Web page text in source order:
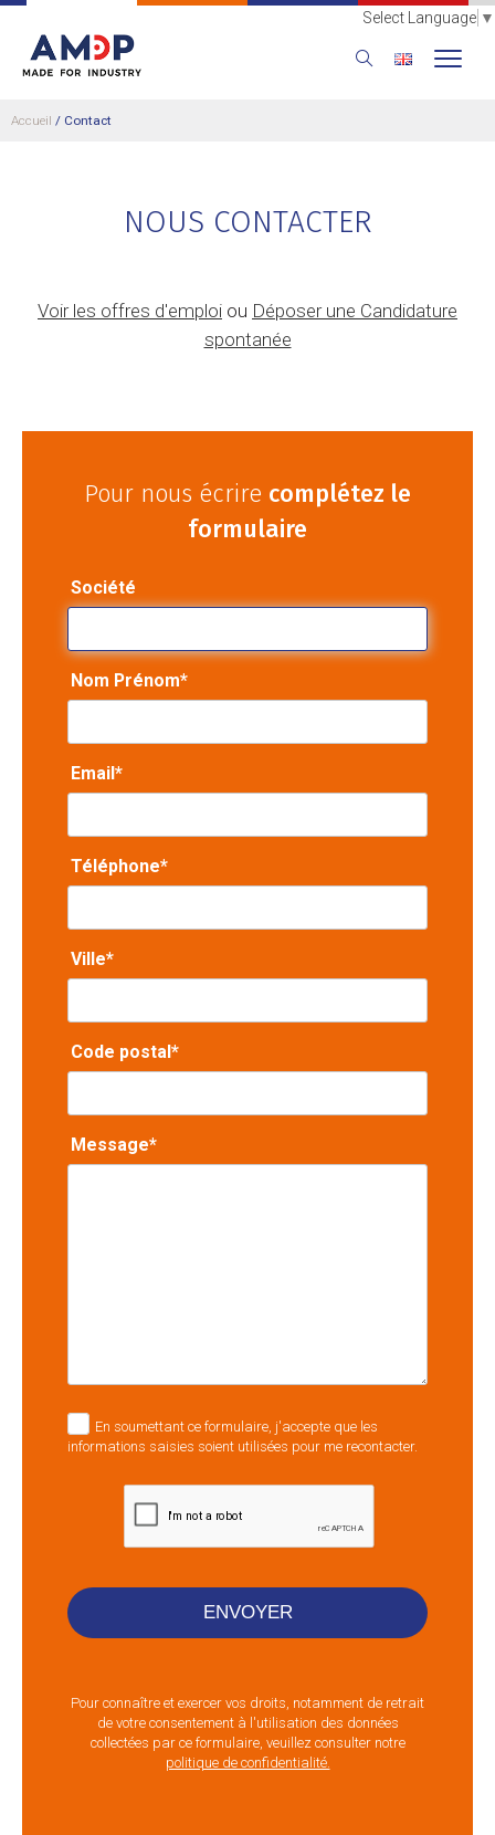
Select Language ▼
Accueil / Contact
NOUS CONTACTER
Voir les offres d'emploi ou Déposer une Candidature
spontanée
Pour nous écrire complétez le
formulaire
Société
Nom Prénom*
Email*
Téléphone*
Ville*
Code postal*
Message*
En soumettant ce formulaire, j'accepte que les
informations saisies soient utilisées pour me recontacter.
Pour connaître et exercer vos droits, notamment de retrait
de votre consentement à l'utilisation des données
collectées par ce formulaire, veuillez consulter notre
politique de confidentialité.